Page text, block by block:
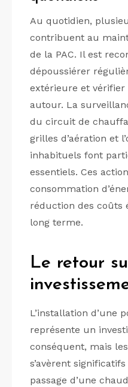
Au quotidien,
contribuent au
de la PAC. Il est
dépoussiérer
extérieure et vérifier
autour. La
du circuit de
grilles d’aération et
inhabituels font
essentiels. Ces
consommation
réduction des coûts
long terme.
Le retour
L’installation d’une
représente un
conséquent, mais
s’avèrent
passage d’une